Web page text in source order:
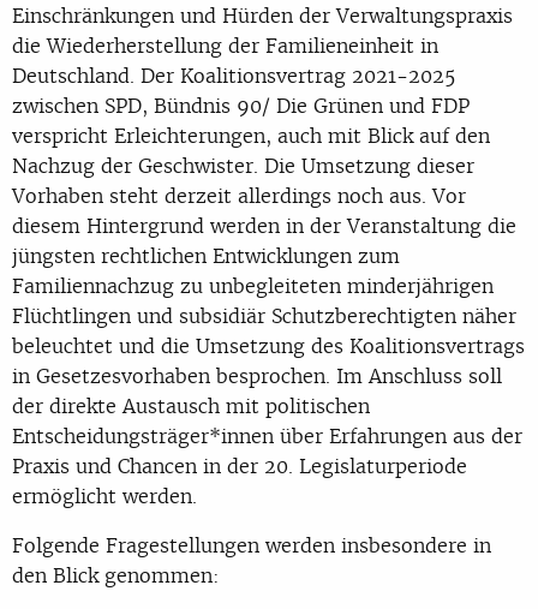
Einschränkungen und Hürden der Verwaltungspraxis
die Wiederherstellung der Familieneinheit in
Deutschland. Der Koalitionsvertrag 2021-2025
zwischen SPD, Bündnis 90/ Die Grünen und FDP
verspricht Erleichterungen, auch mit Blick auf den
Nachzug der Geschwister. Die Umsetzung dieser
Vorhaben steht derzeit allerdings noch aus. Vor
diesem Hintergrund werden in der Veranstaltung die
jüngsten rechtlichen Entwicklungen zum
Familiennachzug zu unbegleiteten minderjährigen
Flüchtlingen und subsidiär Schutzberechtigten näher
beleuchtet und die Umsetzung des Koalitionsvertrags
in Gesetzesvorhaben besprochen. Im Anschluss soll
der direkte Austausch mit politischen
Entscheidungsträger*innen über Erfahrungen aus der
Praxis und Chancen in der 20. Legislaturperiode
ermöglicht werden.
Folgende Fragestellungen werden insbesondere in
den Blick genommen: